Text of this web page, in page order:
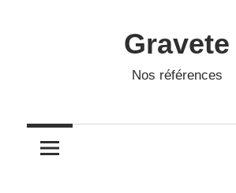
Gravete
Nos références